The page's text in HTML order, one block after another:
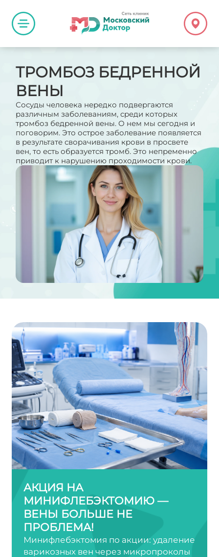
ТРОМБОЗ БЕДРЕННОЙ
ВЕНЫ
Сосуды человека нередко подвергаются
различным заболеваниям, среди которых
тромбоз бедренной вены. О нем мы сегодня и
поговорим. Это острое заболевание появляется
в результате сворачивания крови в просвете
вен, то есть образуется тромб. Это непременно
приводит к нарушению проходимости крови.
АКЦИЯ НА
МИНИФЛЕБЭКТОМИЮ —
ВЕНЫ БОЛЬШЕ НЕ
ПРОБЛЕМА!
Минифлебэктомия по акции: удаление
варикозных вен через микропроколы